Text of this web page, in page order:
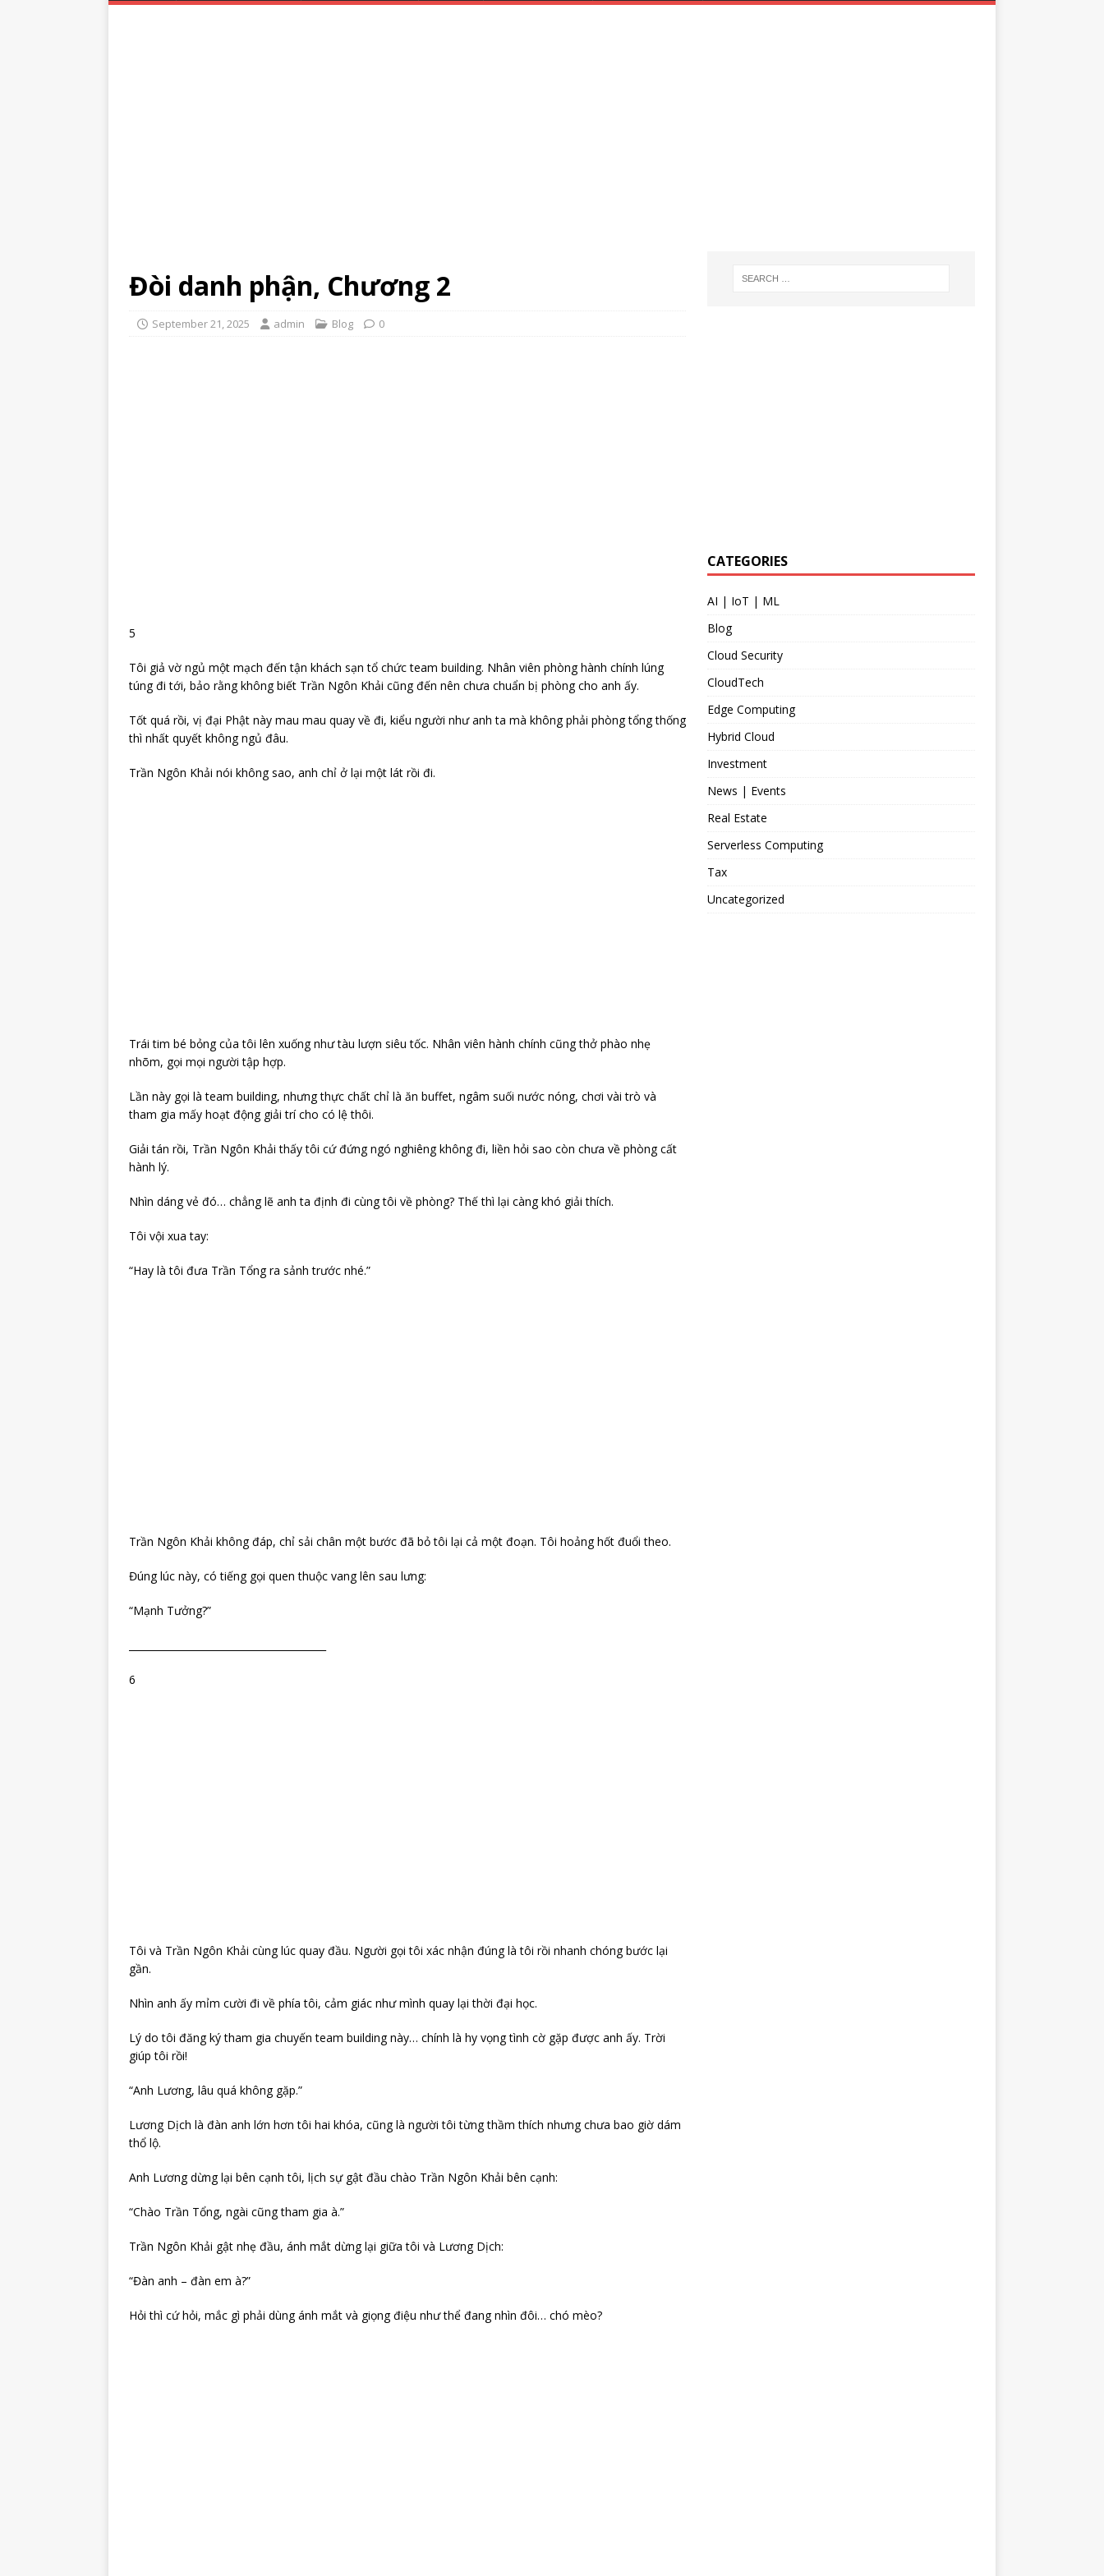
Đòi danh phận, Chương 2
September 21, 2025 admin Blog 0
5
Tôi giả vờ ngủ một mạch đến tận khách sạn tổ chức team building. Nhân viên phòng hành chính lúng
túng đi tới, bảo rằng không biết Trần Ngôn Khải cũng đến nên chưa chuẩn bị phòng cho anh ấy.
Tốt quá rồi, vị đại Phật này mau mau quay về đi, kiểu người như anh ta mà không phải phòng tổng thống
thì nhất quyết không ngủ đâu.
Trần Ngôn Khải nói không sao, anh chỉ ở lại một lát rồi đi.
Trái tim bé bỏng của tôi lên xuống như tàu lượn siêu tốc. Nhân viên hành chính cũng thở phào nhẹ
nhõm, gọi mọi người tập hợp.
Lần này gọi là team building, nhưng thực chất chỉ là ăn buffet, ngâm suối nước nóng, chơi vài trò và
tham gia mấy hoạt động giải trí cho có lệ thôi.
Giải tán rồi, Trần Ngôn Khải thấy tôi cứ đứng ngó nghiêng không đi, liền hỏi sao còn chưa về phòng cất
hành lý.
Nhìn dáng vẻ đó… chẳng lẽ anh ta định đi cùng tôi về phòng? Thế thì lại càng khó giải thích.
Tôi vội xua tay:
“Hay là tôi đưa Trần Tổng ra sảnh trước nhé.”
Trần Ngôn Khải không đáp, chỉ sải chân một bước đã bỏ tôi lại cả một đoạn. Tôi hoảng hốt đuổi theo.
Đúng lúc này, có tiếng gọi quen thuộc vang lên sau lưng:
“Mạnh Tưởng?”
6
Tôi và Trần Ngôn Khải cùng lúc quay đầu. Người gọi tôi xác nhận đúng là tôi rồi nhanh chóng bước lại
gần.
Nhìn anh ấy mỉm cười đi về phía tôi, cảm giác như mình quay lại thời đại học.
Lý do tôi đăng ký tham gia chuyến team building này… chính là hy vọng tình cờ gặp được anh ấy. Trời
giúp tôi rồi!
“Anh Lương, lâu quá không gặp.”
Lương Dịch là đàn anh lớn hơn tôi hai khóa, cũng là người tôi từng thầm thích nhưng chưa bao giờ dám
thổ lộ.
Anh Lương dừng lại bên cạnh tôi, lịch sự gật đầu chào Trần Ngôn Khải bên cạnh:
“Chào Trần Tổng, ngài cũng tham gia à.”
Trần Ngôn Khải gật nhẹ đầu, ánh mắt dừng lại giữa tôi và Lương Dịch:
“Đàn anh – đàn em à?”
Hỏi thì cứ hỏi, mắc gì phải dùng ánh mắt và giọng điệu như thể đang nhìn đôi… chó mèo?
CATEGORIES
AI | IoT | ML
Blog
Cloud Security
CloudTech
Edge Computing
Hybrid Cloud
Investment
News | Events
Real Estate
Serverless Computing
Tax
Uncategorized